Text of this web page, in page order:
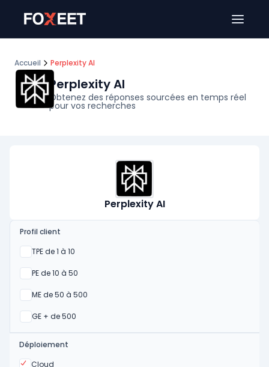
Accueil Perplexity AI
Perplexity AI
Obtenez des réponses sourcées en temps réel
pour vos recherches
Perplexity AI
Profil client
TPE de 1 à 10
Oui
PE de 10 à 50
Oui
ME de 50 à 500
Oui
GE + de 500
Oui
Déploiement
Cloud